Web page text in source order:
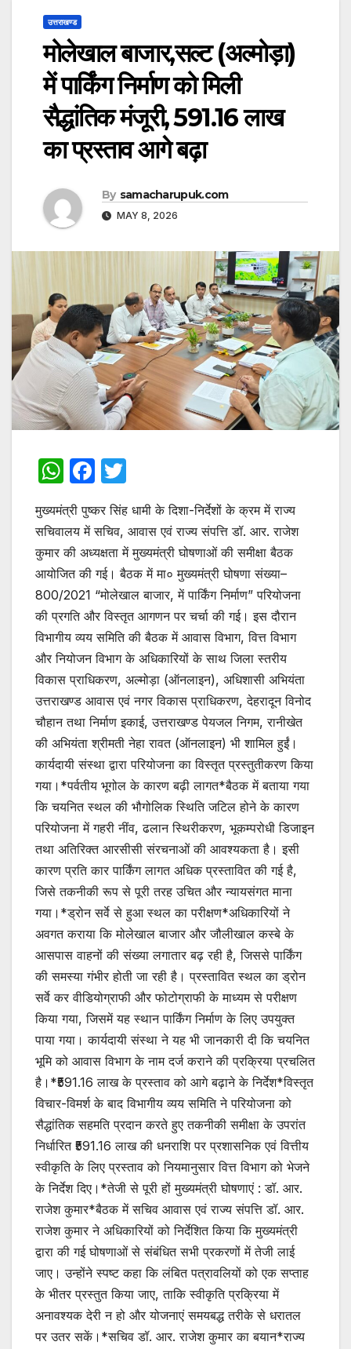
उत्तराखण्ड
मोलेखाल बाजार,सल्ट (अल्मोड़ा)
में पार्किंग निर्माण को मिली
सैद्धांतिक मंजूरी, ₹591.16 लाख
का प्रस्ताव आगे बढ़ा
By samacharupuk.com
MAY 8, 2026
W
h
at
s
A
p
p
F
c
e
b
o
o
k
w
itt
er
मुख्यमंत्री पुष्कर सिंह धामी के दिशा-निर्देशों के क्रम में राज्य
सचिवालय में सचिव, आवास एवं राज्य संपत्ति डॉ. आर. राजेश
कुमार की अध्यक्षता में मुख्यमंत्री घोषणाओं की समीक्षा बैठक
आयोजित की गई। बैठक में मा० मुख्यमंत्री घोषणा संख्या–
800/2021 “मोलेखाल बाजार, में पार्किंग निर्माण” परियोजना
की प्रगति और विस्तृत आगणन पर चर्चा की गई। इस दौरान
विभागीय व्यय समिति की बैठक में आवास विभाग, वित्त विभाग
और नियोजन विभाग के अधिकारियों के साथ जिला स्तरीय
विकास प्राधिकरण, अल्मोड़ा (ऑनलाइन), अधिशासी अभियंता
उत्तराखण्ड आवास एवं नगर विकास प्राधिकरण, देहरादून विनोद
चौहान तथा निर्माण इकाई, उत्तराखण्ड पेयजल निगम, रानीखेत
की अभियंता श्रीमती नेहा रावत (ऑनलाइन) भी शामिल हुईं।
कार्यदायी संस्था द्वारा परियोजना का विस्तृत प्रस्तुतीकरण किया
गया।*पर्वतीय भूगोल के कारण बढ़ी लागत*बैठक में बताया गया
कि चयनित स्थल की भौगोलिक स्थिति जटिल होने के कारण
परियोजना में गहरी नींव, ढलान स्थिरीकरण, भूकम्परोधी डिजाइन
तथा अतिरिक्त आरसीसी संरचनाओं की आवश्यकता है। इसी
कारण प्रति कार पार्किंग लागत अधिक प्रस्तावित की गई है,
जिसे तकनीकी रूप से पूरी तरह उचित और न्यायसंगत माना
गया।*ड्रोन सर्वे से हुआ स्थल का परीक्षण*अधिकारियों ने
अवगत कराया कि मोलेखाल बाजार और जौलीखाल कस्बे के
आसपास वाहनों की संख्या लगातार बढ़ रही है, जिससे पार्किंग
की समस्या गंभीर होती जा रही है। प्रस्तावित स्थल का ड्रोन
सर्वे कर वीडियोग्राफी और फोटोग्राफी के माध्यम से परीक्षण
किया गया, जिसमें यह स्थान पार्किंग निर्माण के लिए उपयुक्त
पाया गया। कार्यदायी संस्था ने यह भी जानकारी दी कि चयनित
भूमि को आवास विभाग के नाम दर्ज कराने की प्रक्रिया प्रचलित
है।*₹591.16 लाख के प्रस्ताव को आगे बढ़ाने के निर्देश*विस्तृत
विचार-विमर्श के बाद विभागीय व्यय समिति ने परियोजना को
सैद्धांतिक सहमति प्रदान करते हुए तकनीकी समीक्षा के उपरांत
निर्धारित ₹591.16 लाख की धनराशि पर प्रशासनिक एवं वित्तीय
स्वीकृति के लिए प्रस्ताव को नियमानुसार वित्त विभाग को भेजने
के निर्देश दिए।*तेजी से पूरी हों मुख्यमंत्री घोषणाएं : डॉ. आर.
राजेश कुमार*बैठक में सचिव आवास एवं राज्य संपत्ति डॉ. आर.
राजेश कुमार ने अधिकारियों को निर्देशित किया कि मुख्यमंत्री
द्वारा की गई घोषणाओं से संबंधित सभी प्रकरणों में तेजी लाई
जाए। उन्होंने स्पष्ट कहा कि लंबित पत्रावलियों को एक सप्ताह
के भीतर प्रस्तुत किया जाए, ताकि स्वीकृति प्रक्रिया में
अनावश्यक देरी न हो और योजनाएं समयबद्ध तरीके से धरातल
पर उतर सकें।*सचिव डॉ. आर. राजेश कुमार का बयान*राज्य